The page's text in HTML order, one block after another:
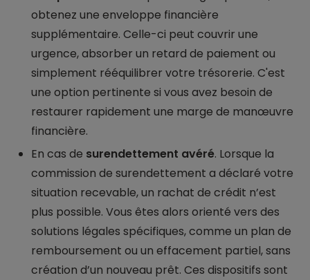
obtenez une enveloppe financière
supplémentaire. Celle-ci peut couvrir une
urgence, absorber un retard de paiement ou
simplement rééquilibrer votre trésorerie. C'est
une option pertinente si vous avez besoin de
restaurer rapidement une marge de manœuvre
financière.
En cas de surendettement avéré. Lorsque la
commission de surendettement a déclaré votre
situation recevable, un rachat de crédit n’est
plus possible. Vous êtes alors orienté vers des
solutions légales spécifiques, comme un plan de
remboursement ou un effacement partiel, sans
création d’un nouveau prêt. Ces dispositifs sont